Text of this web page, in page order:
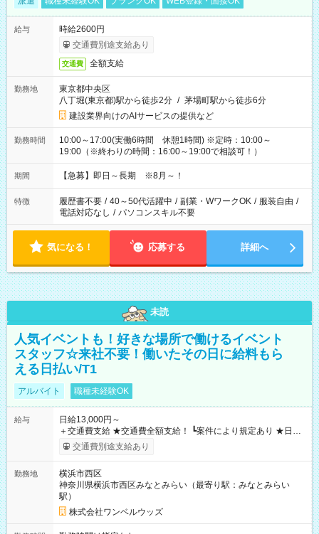
給与
時給2600円
交通費別途支給あり
交通費 全額支給
勤務地
東京都中央区
八丁堀(東京都)駅から徒歩2分 / 茅場町駅から徒歩6分
建設業界向けのAIサービスの提供など
勤務時間
10:00～17:00(実働6時間 休憩1時間) ※定時：10:00～
19:00（※終わりの時間：16:00～19:00で相談可！）
期間 【急募】即日～長期 ※8月～！
特徴 履歴書不要 / 40～50代活躍中 / 副業・WワークOK / 服装自由 /
電話対応なし / パソコンスキル不要
気になる！ 応募する 詳細へ
未読
人気イベントも！好きな場所で働けるイベント
スタッフ☆来社不要！働いたその日に給料もら
える日払い/T1
アルバイト 職種未経験OK
給与
日給13,000円～
＋交通費支給 ★交通費全額支給！ ┗案件により規定あり ★日払
いOK！（規定あり） ┗働いたその日に現金GET♪ お仕事後はコ
ンビニATMから 日払い分を引き落とせます！ 【試用期間】試
交通費別途支給あり
勤務地
横浜市西区
神奈川県横浜市西区みなとみらい（最寄り駅：みなとみらい
駅）
株式会社ワンベルウッズ